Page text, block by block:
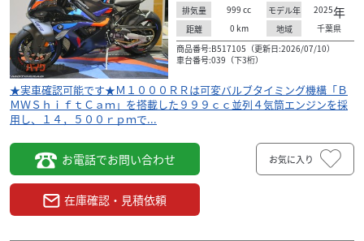
排気量 999 cc モデル年 2025年
距離 0 km 地域
千葉県
商品番号:B517105（更新日:2026/07/10）
車台番号:039（下3桁）
★実車確認可能です★Ｍ１０００ＲＲは可変バルブタイミング機構「Ｂ
ＭＷＳｈｉｆｔＣａｍ」を搭載した９９９ｃｃ並列４気筒エンジンを採
用し、１４，５００ｒｐｍで...
お電話でお問い合わせ
在庫確認・見積依頼
お気に入り